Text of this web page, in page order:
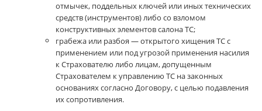
отмычек, поддельных ключей или иных технических
средств (инструментов) либо со взломом
конструктивных элементов салона ТС;
грабежа или разбоя — открытого хищения ТС с
применением или под угрозой применения насилия
к Страхователю либо лицам, допущенным
Страхователем к управлению ТС на законных
основаниях согласно Договору, с целью подавления
их сопротивления.